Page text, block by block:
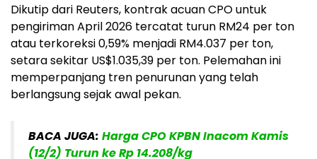
Dikutip dari Reuters, kontrak acuan CPO untuk
pengiriman April 2026 tercatat turun RM24 per ton
atau terkoreksi 0,59% menjadi RM4.037 per ton,
setara sekitar US$1.035,39 per ton. Pelemahan ini
memperpanjang tren penurunan yang telah
berlangsung sejak awal pekan.
BACA JUGA: Harga CPO KPBN Inacom Kamis
(12/2) Turun ke Rp 14.208/kg